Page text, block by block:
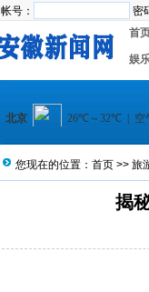
帐号： 密
首
娱
您现在的位置： 首页 >> 旅
揭